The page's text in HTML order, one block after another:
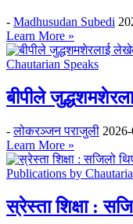
- Madhusudan Subedi
Learn More »
Chautarian Speaks
बीपीले
-लोकरञ्‍जन पराजुली
Learn More »
Publications by
स्रेस्ता शिक्षा :